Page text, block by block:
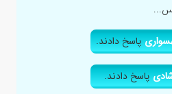
پاسخ دادند.
پاسخ دادند.